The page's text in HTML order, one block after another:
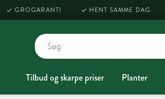
GROGARANTI HENT SAMME DAG
Tilbud og skarpe priser Planter